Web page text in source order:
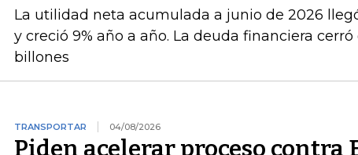
La utilidad neta acumulada a junio de 2026
y creció 9% año a año. La deuda financiera cerró
billones
TRANSPORTAR 04/08/2026
Piden acelerar proceso contra